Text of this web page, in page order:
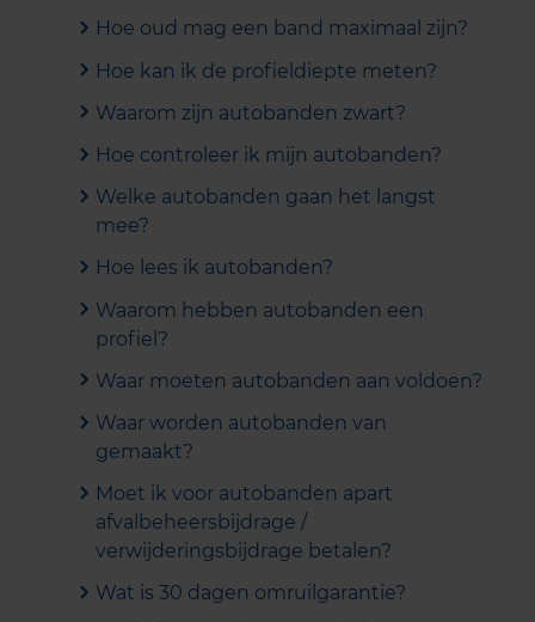
Hoe oud mag een band maximaal zijn?
Hoe kan ik de profieldiepte meten?
Waarom zijn autobanden zwart?
Hoe controleer ik mijn autobanden?
Welke autobanden gaan het langst
mee?
Hoe lees ik autobanden?
Waarom hebben autobanden een
profiel?
Waar moeten autobanden aan voldoen?
Waar worden autobanden van
gemaakt?
Moet ik voor autobanden apart
afvalbeheersbijdrage /
verwijderingsbijdrage betalen?
Wat is 30 dagen omruilgarantie?